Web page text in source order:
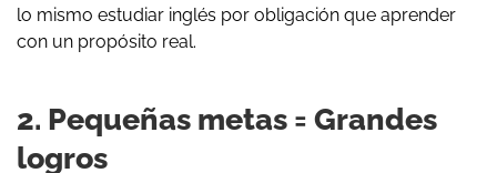
lo mismo estudiar inglés por obligación que aprender
con un propósito real.
2. Pequeñas metas = Grandes
logros